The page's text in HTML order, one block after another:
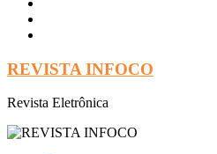
descontração
Oficinas gratuitas no Museu
criativo do artista Vik Muniz
REVISTA INFOCO
Revista Eletrônica